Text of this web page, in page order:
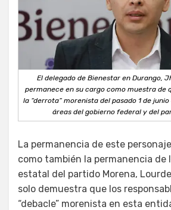
El delegado de Bienestar en Durango,
permanece en su cargo como muestra de
la “derrota” morenista del pasado 1 de
áreas del gobierno federal y del
La permanencia de este
como también la permanencia de
estatal del partido Morena,
solo demuestra que los
“debacle” morenista en esta